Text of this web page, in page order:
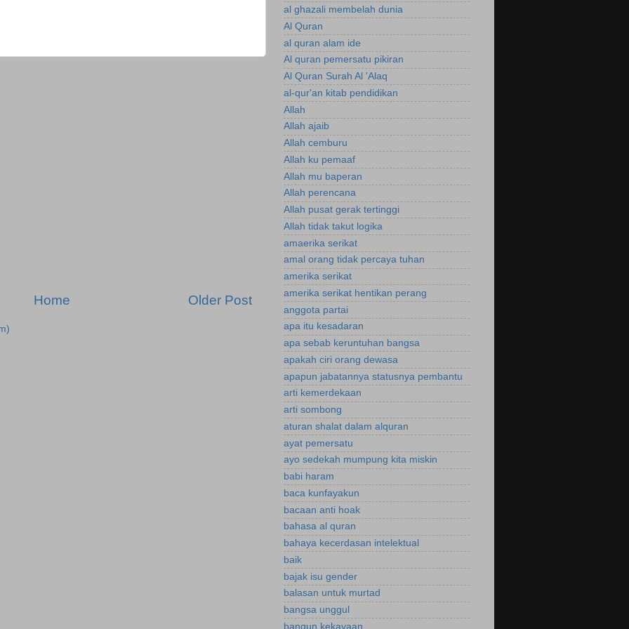
Older Post
Home
al ghazali membelah dunia
Al Quran
al quran alam ide
Al quran pemersatu pikiran
Al Quran Surah Al 'Alaq
al-qur'an kitab pendidikan
Allah
Allah ajaib
Allah cemburu
Allah ku pemaaf
Allah mu baperan
Allah perencana
Allah pusat gerak tertinggi
Allah tidak takut logika
amaerika serikat
amal orang tidak percaya tuhan
amerika serikat
amerika serikat hentikan perang
anggota partai
apa itu kesadaran
apa sebab keruntuhan bangsa
apakah ciri orang dewasa
apapun jabatannya statusnya pembantu
arti kemerdekaan
arti sombong
aturan shalat dalam alquran
ayat pemersatu
ayo sedekah mumpung kita miskin
babi haram
baca kunfayakun
bacaan anti hoak
bahasa al quran
bahaya kecerdasan intelektual
baik
bajak isu gender
balasan untuk murtad
bangsa unggul
bangun kekayaan